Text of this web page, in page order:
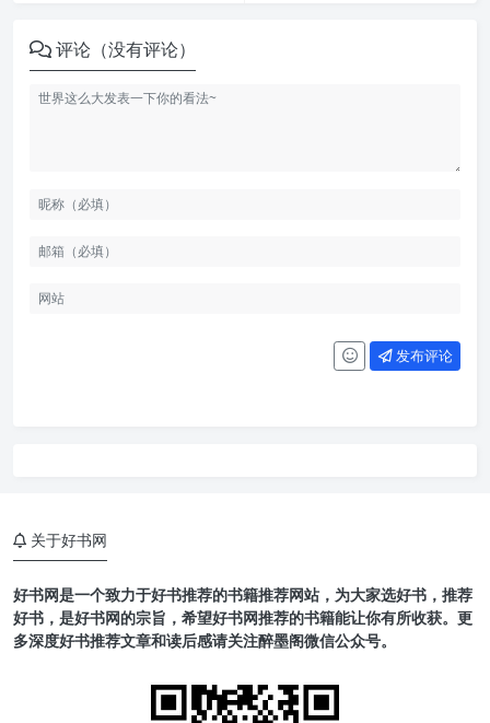
评论（没有评论）
发布评论
关于好书网
好书网是一个致力于好书推荐的书籍推荐网站，为大家选好书，推荐
好书，是好书网的宗旨，希望好书网推荐的书籍能让你有所收获。更
多深度好书推荐文章和读后感请关注醉墨阁微信公众号。